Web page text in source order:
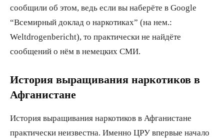
сообщили об этом, ведь если вы наберёте в Google
“Всемирный доклад о наркотиках” (на нем.:
Weltdrogenbericht), то практически не найдёте
сообщений о нём в немецких СМИ.
История выращивания наркотиков в
Афганистане
История выращивания наркотиков в Афганистане
практически неизвестна. Именно ЦРУ впервые начало